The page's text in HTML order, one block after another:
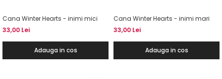
Cana Winter Hearts - inimi mici
33,00 Lei
Adauga in cos
Cana Winter Hearts - inimi mari
33,00 Lei
Adauga in cos